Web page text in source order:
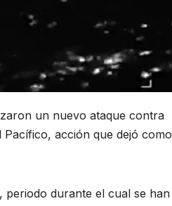
un nuevo ataque contra
acción que dejó como
periodo durante el cual se han